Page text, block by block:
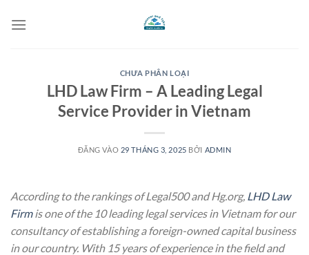
qua
CHƯA PHÂN LOẠI
LHD Law Firm – A Leading Legal
Service Provider in Vietnam
ĐĂNG VÀO 29 THÁNG 3, 2025 BỞI ADMIN
According to the rankings of Legal500 and Hg.org, LHD Law
Firmis one of the 10 leading legal services in Vietnam for our
consultancy of establishing a foreign-owned capital business
in our country. With 15 years of experience in the field and